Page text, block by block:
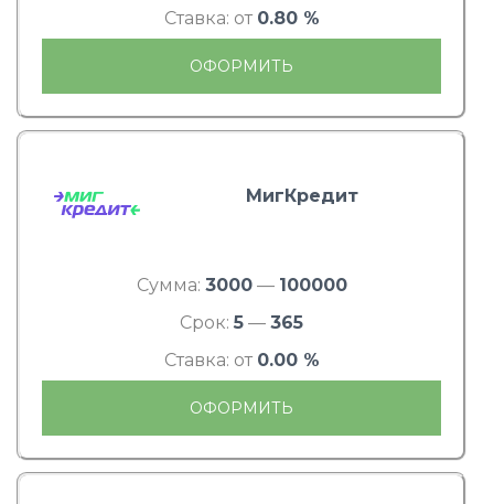
Ставка: от 0.80 %
ОФОРМИТЬ
МигКредит
Сумма: 3000— 100000
Срок: 5 — 365
Ставка: от 0.00 %
ОФОРМИТЬ